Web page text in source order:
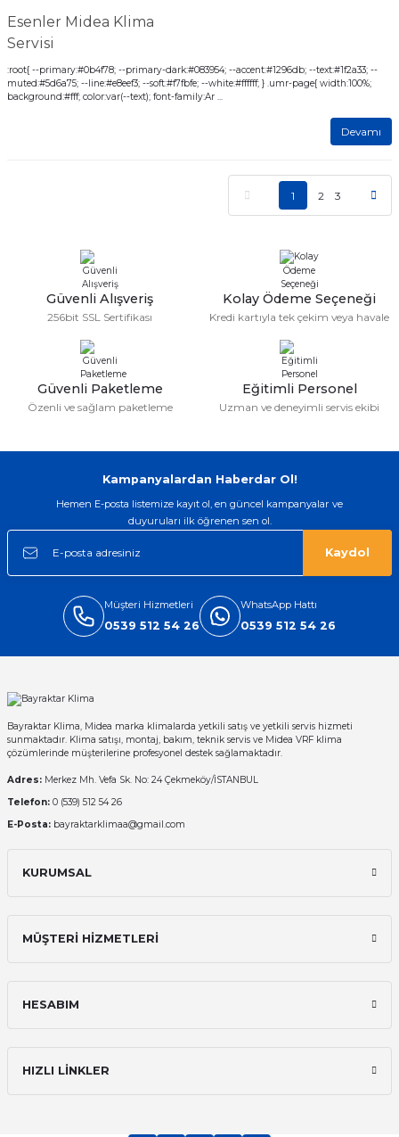
Esenler Midea Klima
Servisi
:root{ --primary:#0b4f78; --primary-dark:#083954; --accent:#1296db; --text:#1f2a33; --
muted:#5d6a75; --line:#e8eef3; --soft:#f7fbfe; --white:#ffffff; } .umr-page{ width:100%;
background:#fff; color:var(--text); font-family:Ar ...
Devamı
1 2 3
Güvenli Alışveriş
256bit SSL Sertifikası
Kolay Ödeme Seçeneği
Kredi kartıyla tek çekim veya havale
Güvenli Paketleme
Özenli ve sağlam paketleme
Eğitimli Personel
Uzman ve deneyimli servis ekibi
Kampanyalardan Haberdar Ol!
Hemen E-posta listemize kayıt ol, en güncel kampanyalar ve
duyuruları ilk öğrenen sen ol.
Kaydol
Müşteri Hizmetleri
0539 512 54 26
WhatsApp Hattı
0539 512 54 26
Bayraktar Klima, Midea marka klimalarda yetkili satış ve yetkili servis hizmeti
sunmaktadır. Klima satışı, montaj, bakım, teknik servis ve Midea VRF klima
çözümlerinde müşterilerine profesyonel destek sağlamaktadır.
Adres: Merkez Mh. Vefa Sk. No: 24 Çekmeköy/İSTANBUL
Telefon: 0 (539) 512 54 26
E-Posta: bayraktarklimaa@gmail.com
KURUMSAL
MÜŞTERİ HİZMETLERİ
HESABIM
HIZLI LİNKLER